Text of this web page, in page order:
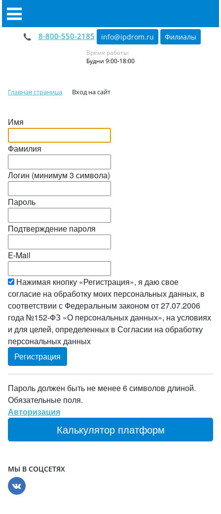
8-800-550-2185 info@ipdrom.ru Филиалы
Время работы:
Будни 9:00-18:00
Главная страница Вход на сайт
Имя
Фамилия
Логин (минимум 3 символа)
Пароль
Подтверждение пароля
E-Mail
Нажимая кнопку «Регистрация», я даю свое
согласие на обработку моих персональных данных, в
соответствии с Федеральным законом от 27.07.2006
года №152-ФЗ «О персональных данных», на условиях
и для целей, определенных в Согласии на обработку
персональных данных
Пароль должен быть не менее 6 символов длиной.
Обязательные поля.
Авторизация
Калькулятор платформ
МЫ В СОЦСЕТЯХ